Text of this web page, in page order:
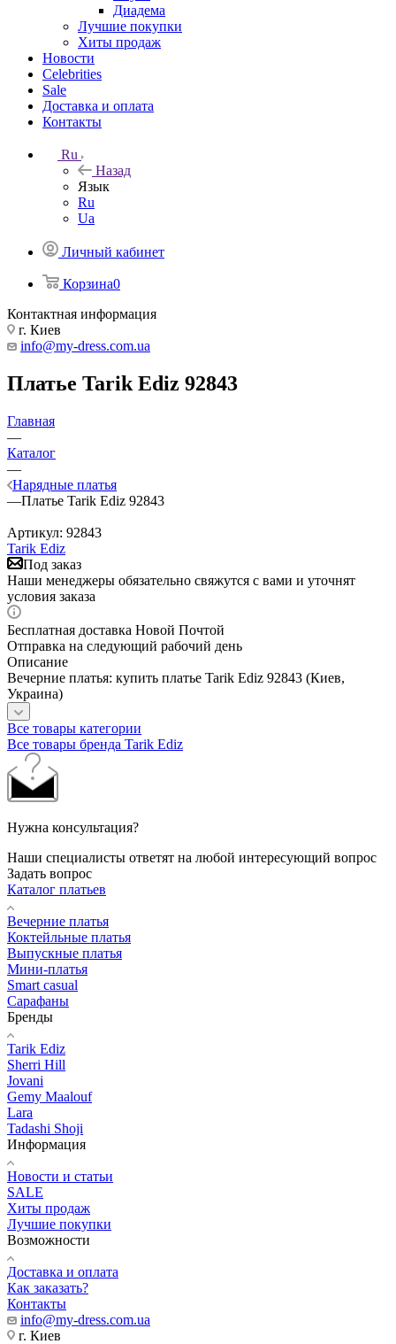
Диадема
Лучшие покупки
Хиты продаж
Новости
Celebrities
Sale
Доставка и оплата
Контакты
Ru
Назад
Язык
Ru
Ua
Личный кабинет
Корзина0
Контактная информация
г. Киев
info@my-dress.com.ua
Платье Tarik Ediz 92843
Главная
—
Каталог
—
Нарядные платья
—Платье Tarik Ediz 92843
Артикул: 92843
Tarik Ediz
Под заказ
Наши менеджеры обязательно свяжутся с вами и уточнят
условия заказа
Бесплатная доставка Новой Почтой
Отправка на следующий рабочий день
Описание
Вечерние платья: купить платье Tarik Ediz 92843 (Киев,
Украина)
Все товары категории
Все товары бренда Tarik Ediz
Нужна консультация?
Наши специалисты ответят на любой интересующий вопрос
Задать вопрос
Каталог платьев
Вечерние платья
Коктейльные платья
Выпускные платья
Мини-платья
Smart casual
Сарафаны
Бренды
Tarik Ediz
Sherri Hill
Jovani
Gemy Maalouf
Lara
Tadashi Shoji
Информация
Новости и статьи
SALE
Хиты продаж
Лучшие покупки
Возможности
Доставка и оплата
Как заказать?
Контакты
info@my-dress.com.ua
г. Киев